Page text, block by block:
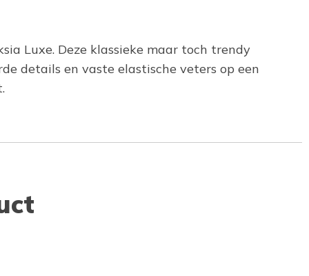
Luxe. Deze klassieke maar toch trendy
details en vaste elastische veters op een